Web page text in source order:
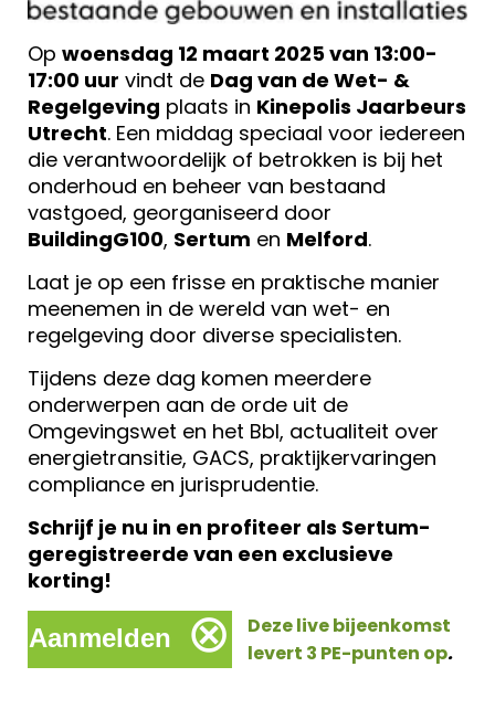
Op woensdag 12 maart 2025 van 13:00-
17:00 uur vindt de Dag van de Wet- &
Regelgeving plaats in Kinepolis Jaarbeurs
Utrecht. Een middag speciaal voor iedereen
die verantwoordelijk of betrokken is bij het
onderhoud en beheer van bestaand
vastgoed, georganiseerd door
BuildingG100, Sertum en Melford.
Laat je op een frisse en praktische manier
meenemen in de wereld van wet- en
regelgeving door diverse specialisten.
Tijdens deze dag komen meerdere
onderwerpen aan de orde uit de
Omgevingswet en het Bbl, actualiteit over
energietransitie, GACS, praktijkervaringen
compliance en jurisprudentie.
Schrijf je nu in en profiteer als Sertum-
geregistreerde van een exclusieve
korting!
Aanmelden ⊗
Deze live bijeenkomst
levert 3 PE-punten op.